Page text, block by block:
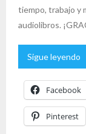
tiempo, trabajo y
audiolibros.
Sigue leyendo
Facebook
Pinterest